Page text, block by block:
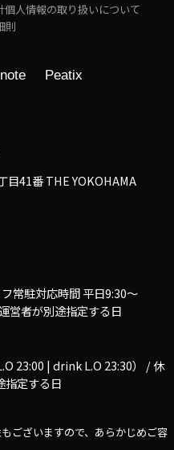
個人情報の取り扱いについて
則
note Peatix
目41番 THE YOKOHAMA
常駐対応時間 平日9:30～
営者が別途指定する日
23:00 | drink L.O 23:30） / 休
指定する日
ございますので、あらかじめご容